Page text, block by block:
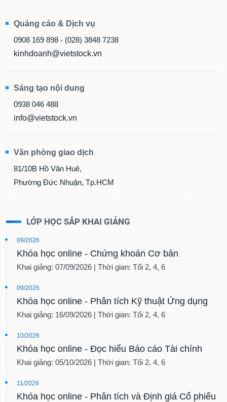
Quảng cáo & Dịch vụ
0908 169 898 - (028) 3848 7238
kinhdoanh@vietstock.vn
Sáng tạo nội dung
0938 046 488
info@vietstock.vn
Văn phòng giao dịch
81/10B Hồ Văn Huê,
Phường Đức Nhuận, Tp.HCM
LỚP HỌC SẮP KHAI GIẢNG
09/2026
Khóa học online - Chứng khoán Cơ bản
Khai giảng: 07/09/2026 | Thời gian: Tối 2, 4, 6
09/2026
Khóa học online - Phân tích Kỹ thuật Ứng dụng
Khai giảng: 16/09/2026 | Thời gian: Tối 2, 4, 6
10/2026
Khóa học online - Đọc hiểu Báo cáo Tài chính
Khai giảng: 05/10/2026 | Thời gian: Tối 2, 4, 6
11/2026
Khóa học online - Phân tích và Định giá Cổ phiếu